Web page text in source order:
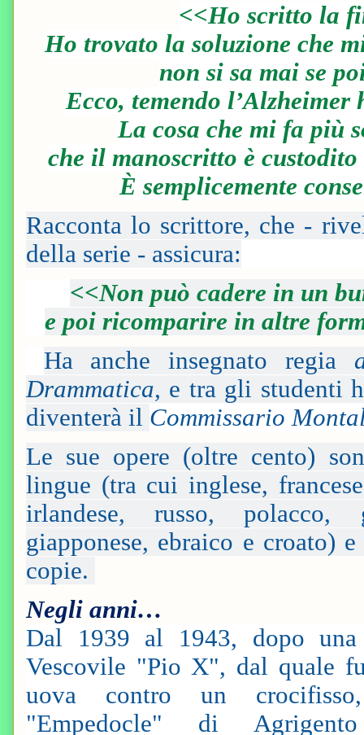
<<Ho scritto la
Ho trovato la soluzione che
non si sa mai se
Ecco, temendo
La cosa che mi fa più
che il manoscritto è
È semplicemente
Racconta lo scrittore, che -
della serie - assicura:
<<Non può cadere in un
e poi ricomparire in altre
Ha anche insegnato regia
Drammatica, e tra gli studenti
diventerà il Commissario
Le sue opere (oltre cento)
lingue (tra cui inglese,
irlandese, russo, polacco,
giapponese, ebraico e
copie.
Negli anni…
Dal 1939 al 1943, dopo una
Vescovile "Pio X", dal quale
uova contro un
"Empedocle" di